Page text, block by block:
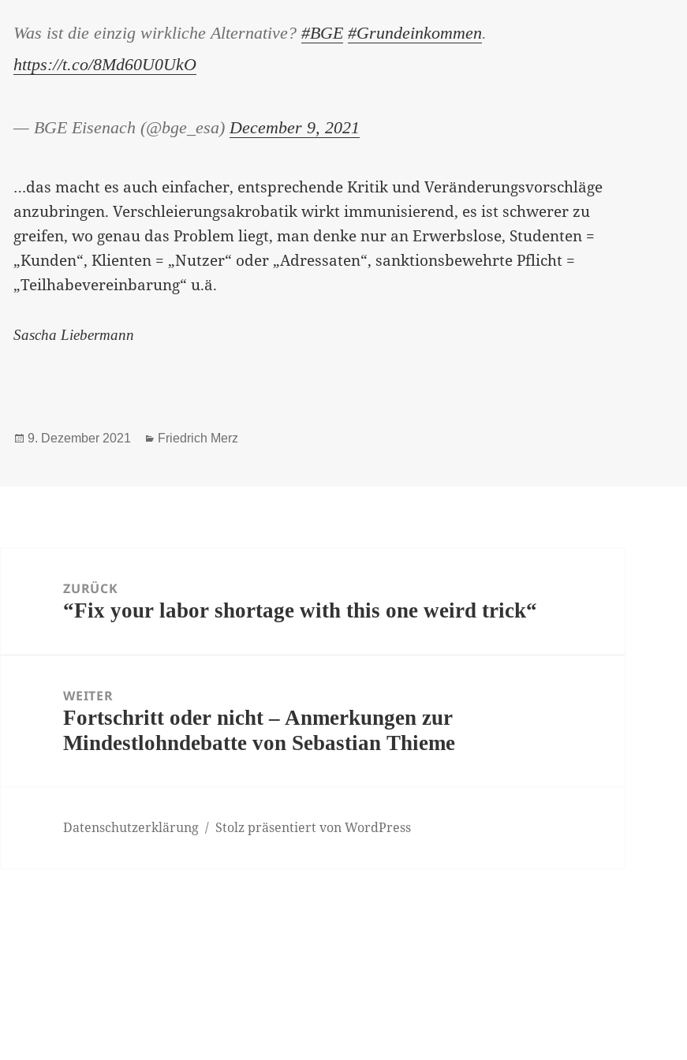
Was ist die einzig wirkliche Alternative?#BGE #Grundeinkommen.
https://t.co/8Md60U0UkO
— BGE Eisenach (@bge_esa) December 9, 2021
…das macht es auch einfacher, entsprechende Kritik und Veränderungsvorschläge
anzubringen. Verschleierungsakrobatik wirkt immunisierend, es ist schwerer zu
greifen, wo genau das Problem liegt, man denke nur an Erwerbslose, Studenten =
„Kunden“, Klienten = „Nutzer“ oder „Adressaten“, sanktionsbewehrte Pflicht =
„Teilhabevereinbarung“ u.ä.
Sascha Liebermann
Veröffentlicht
9. Dezember 2021 Kategorien
Friedrich Merz
NavigationZURÜCK
Vorheriger
“Fix your labor shortage with this one weird trick“
WEITER
Nächster
Beitrag:
Fortschritt oder nicht – Anmerkungen zur
Mindestlohndebatte von Sebastian Thieme
Datenschutzerklärung Stolz präsentiert von WordPress